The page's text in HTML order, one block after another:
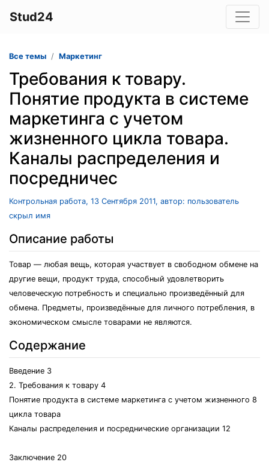
Stud24
Все темы Маркетинг
Требования к товару.
Понятие продукта в системе
маркетинга с учетом
жизненного цикла товара.
Каналы распределения и
посредничес
Контрольная работа, 13 Сентября 2011, автор: пользователь
скрыл имя
Описание работы
Товар — любая вещь, которая участвует в свободном обмене на
другие вещи, продукт труда, способный удовлетворить
человеческую потребность и специально произведённый для
обмена. Предметы, произведённые для личного потребления, в
экономическом смысле товарами не являются.
Содержание
Введение 3
2. Требования к товару 4
Понятие продукта в системе маркетинга с учетом жизненного 8
цикла товара
Каналы распределения и посреднические организации 12
Заключение 20